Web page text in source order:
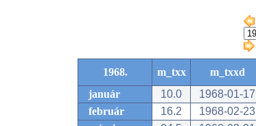
1968. m_txx m_txxd
január
10.0 1968-01-17
február
16.2 1968-02-23